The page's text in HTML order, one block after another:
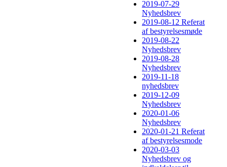
2019-07-29
Nyhedsbrev
2019-08-12 Referat
af bestyrelsesmøde
2019-08-22
Nyhedsbrev
2019-08-28
Nyhedsbrev
2019-11-18
nyhedsbrev
2019-12-09
Nyhedsbrev
2020-01-06
Nyhedsbrev
2020-01-21 Referat
af bestyrelsesmode
2020-03-03
Nyhedsbrev og